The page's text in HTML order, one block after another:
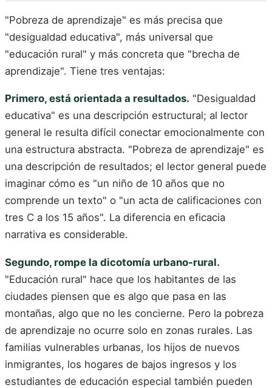
"Pobreza de aprendizaje" es más precisa que
"desigualdad educativa", más universal que
"educación rural" y más concreta que "brecha de
aprendizaje". Tiene tres ventajas:
Primero, está orientada a resultados. "Desigualdad
educativa" es una descripción estructural; al lector
general le resulta difícil conectar emocionalmente con
una estructura abstracta. "Pobreza de aprendizaje" es
una descripción de resultados; el lector general puede
imaginar cómo es "un niño de 10 años que no
comprende un texto" o "un acta de calificaciones con
tres C a los 15 años". La diferencia en eficacia
narrativa es considerable.
Segundo, rompe la dicotomía urbano-rural.
"Educación rural" hace que los habitantes de las
ciudades piensen que es algo que pasa en las
montañas, algo que no les concierne. Pero la pobreza
de aprendizaje no ocurre solo en zonas rurales. Las
familias vulnerables urbanas, los hijos de nuevos
inmigrantes, los hogares de bajos ingresos y los
estudiantes de educación especial también pueden